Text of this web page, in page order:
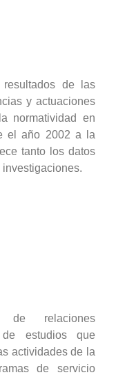
de las
y actuaciones
normatividad en
el año 2002 a la
tanto los datos
relaciones
de estudios que
actividades de la
de servicio